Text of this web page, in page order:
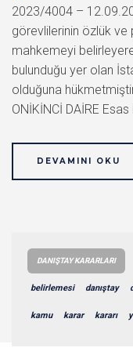
2023/4004 –
görevlilerinin özlük ve
mahkemeyi
bulunduğu yer olan
olduğuna
ONİKİNCİ DAİRE
DEVAMINI OKU
DANIŞTAY KARARLARI
belirlemesi danıştay
kamu karar kararı